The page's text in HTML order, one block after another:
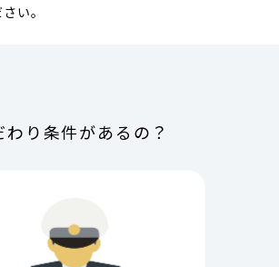
い。
わり条件があるの？